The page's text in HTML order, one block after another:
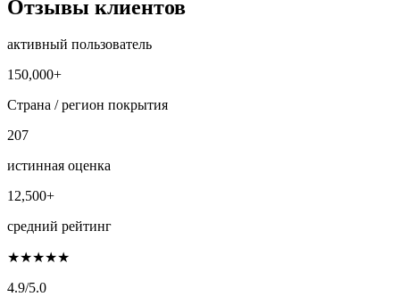
Отзывы клиентов
активный пользователь
150,000+
Страна / регион покрытия
207
истинная оценка
12,500+
средний рейтинг
★★★★★
4.9/5.0